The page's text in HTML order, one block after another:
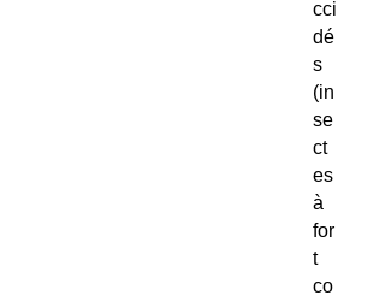
cci
dé
s
(in
se
ct
es
à
for
t
co